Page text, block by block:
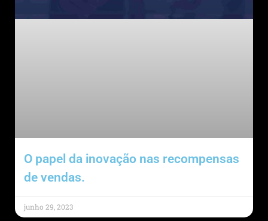
O papel da inovação nas recompensas
de vendas.
junho 29, 2023